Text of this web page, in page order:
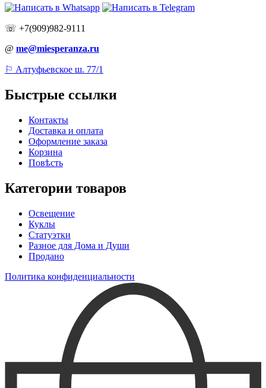
☏ +7(909)982-9111
@ me@miesperanza.ru
⚐ Алтуфьевское ш. 77/1
Быстрые ссылки
Контакты
Доставка и оплата
Оформление заказа
Корзина
Повѣсть
Категории товаров
Освещение
Куклы
Статуэтки
Разное для Дома и Души
Продано
Политика конфиденциальности